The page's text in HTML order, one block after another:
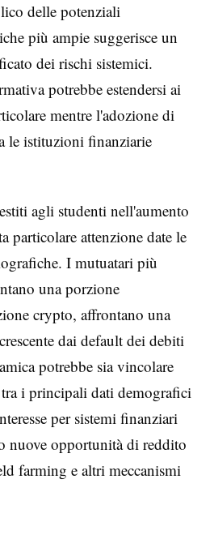
delle potenziali
più ampie suggerisce un
dei rischi sistemici.
potrebbe estendersi ai
mentre l'adozione di
le istituzioni finanziarie
agli studenti nell'aumento
particolare attenzione date le
I mutuatari più
una porzione
crypto, affrontano una
dai default dei debiti
potrebbe sia vincolare
i principali dati demografici
per sistemi finanziari
nuove opportunità di reddito
farming e altri meccanismi